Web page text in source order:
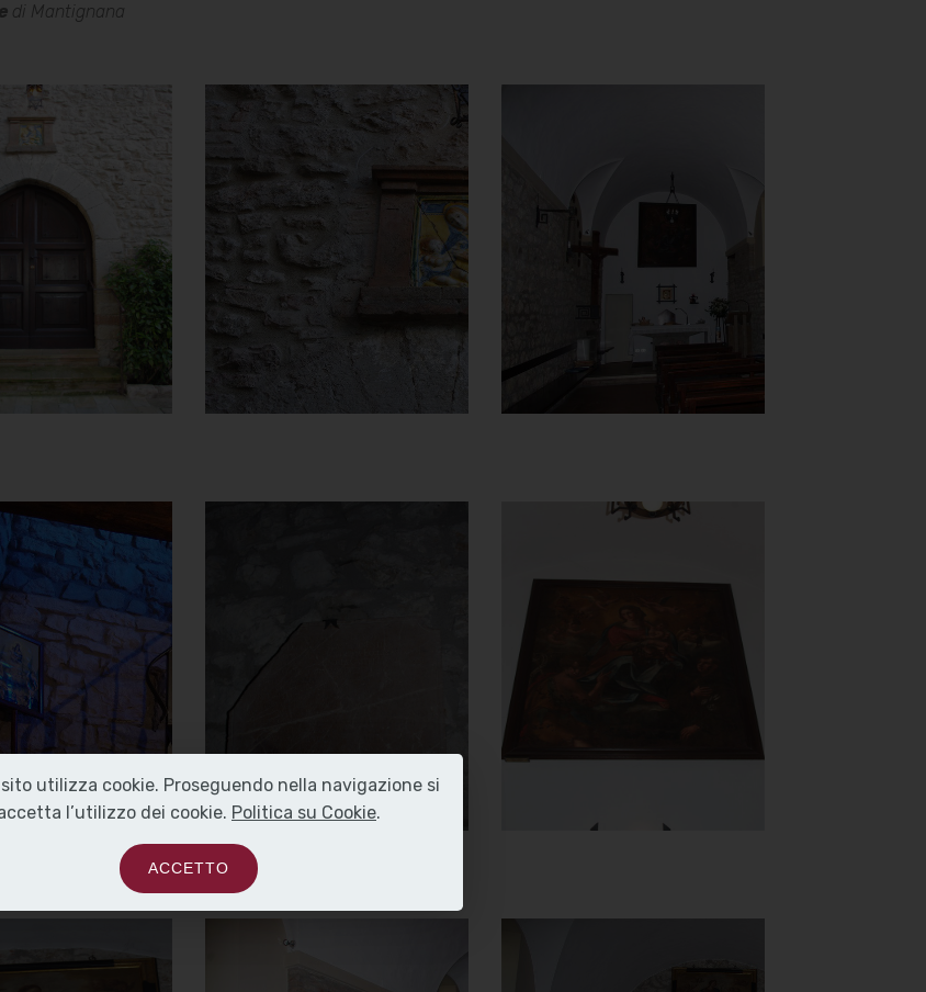
di Mantignana
di
Maria
Carmine
per ingrandire
Chiesa di
Santa Maria
del Carmine
Immagine sopra il
portale: Madonna con
Bambino
Clicca per ingrandire
del Carmine
Navata e parete destra
[
Clicca per ingrandire
di
Maria
Carmine
della Sacrestia
Santa Maria
di
Chiesa di
utilizza cookie. Proseguendo nella navigazione si
l’utilizzo dei cookie. Politica su Cookie.
ACCETTO